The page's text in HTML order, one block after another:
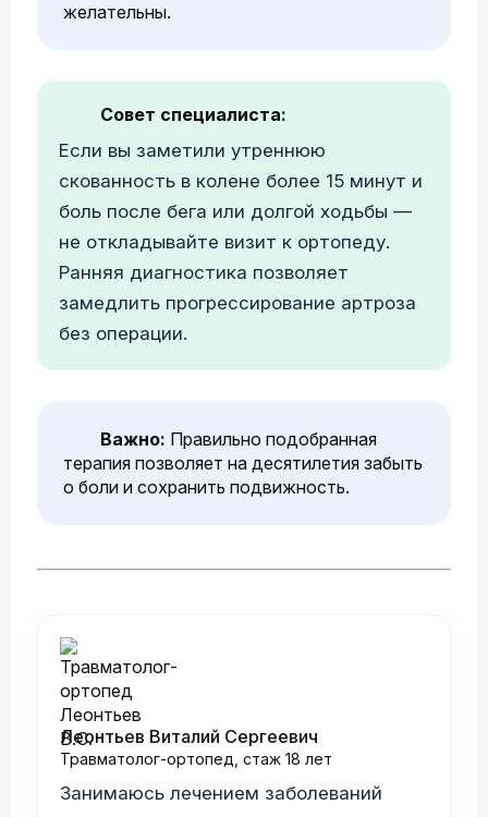
желательны.
Совет специалиста:
Если вы заметили утреннюю
скованность в колене более 15 минут и
боль после бега или долгой ходьбы —
не откладывайте визит к ортопеду.
Ранняя диагностика позволяет
замедлить прогрессирование артроза
без операции.
Важно: Правильно подобранная
терапия позволяет на десятилетия забыть
о боли и сохранить подвижность.
Леонтьев Виталий Сергеевич
Травматолог-ортопед, стаж 18 лет
Занимаюсь лечением заболеваний